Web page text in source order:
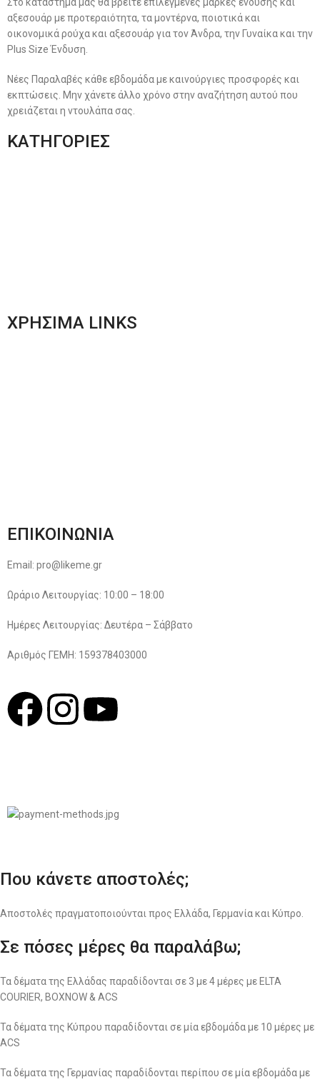
αξεσουάρ με προτεραιότητα, τα μοντέρνα, ποιοτικά και
οικονομικά ρούχα και αξεσουάρ για τον Άνδρα, την Γυναίκα και την
Plus Size Ένδυση.
Νέες Παραλαβές κάθε εβδομάδα με καινούργιες προσφορές και
εκπτώσεις. Μην χάνετε άλλο χρόνο στην αναζήτηση αυτού που
χρειάζεται η ντουλάπα σας.
ΚΑΤΗΓΟΡΙΕΣ
ΧΡΗΣΙΜΑ LINKS
ΕΠΙΚΟΙΝΩΝΙΑ
Email: pro@likeme.gr
Ωράριο Λειτουργίας: 10:00 – 18:00
Ημέρες Λειτουργίας: Δευτέρα – Σάββατο
Αριθμός ΓΕΜΗ: 159378403000
Που κάνετε αποστολές;
Αποστολές πραγματοποιούνται προς Ελλάδα, Γερμανία και Κύπρο.
Σε πόσες μέρες θα παραλάβω;
Τα δέματα της Ελλάδας παραδίδονται σε 3 με 4 μέρες με ELTA
COURIER, BOXNOW & ACS
Τα δέματα της Κύπρου παραδίδονται σε μία εβδομάδα με 10 μέρες με
ACS
Τα δέματα της Γερμανίας παραδίδονται περίπου σε μία εβδομάδα με